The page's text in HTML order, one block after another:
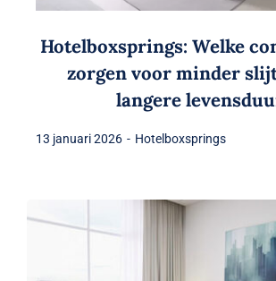
Hotelboxsprings: Welke
zorgen voor minder
langere
13 januari 2026 - Hotelboxsprings